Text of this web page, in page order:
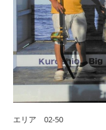
エリア 02-50